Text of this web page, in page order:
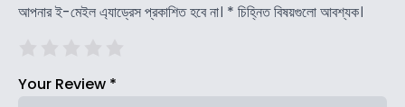
আপনার ই-মেইল এ্যাড্রেস প্রকাশিত হবে না। * চিহ্নিত বিষয়গুলো আবশ্যক।
Your Review *